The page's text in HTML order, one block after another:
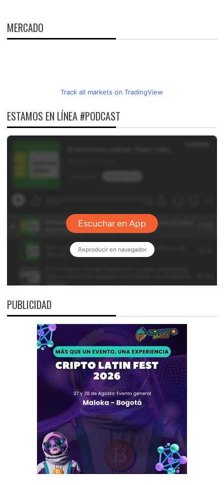
MERCADO
Track all markets on TradingView
ESTAMOS EN LÍNEA #PODCAST
PUBLICIDAD